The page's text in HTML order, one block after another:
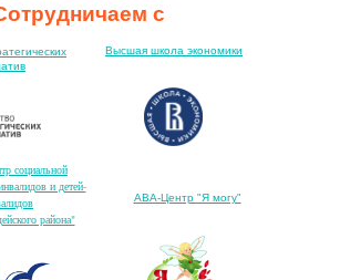
с
Высшая школа экономики
АВА-Центр "Я могу"
социальной
и детей-
района"